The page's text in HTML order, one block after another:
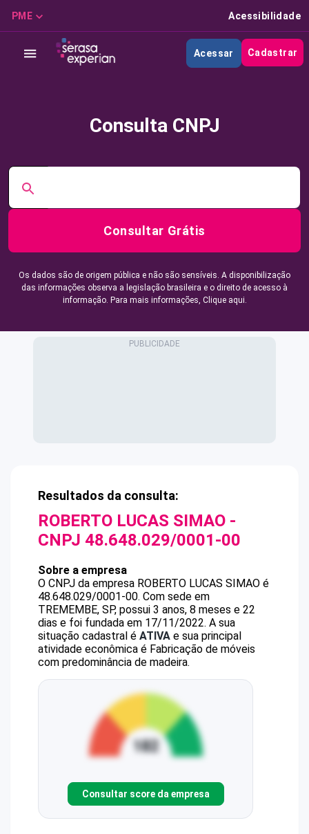
PME Acessibilidade
Acessar Cadastrar
Consulta CNPJ
Consultar Grátis
Os dados são de origem pública e não são sensíveis. A disponibilização
das informações observa a legislação brasileira e o direito de acesso à
informação. Para mais informações, Clique aqui.
Resultados da consulta:
ROBERTO LUCAS SIMAO -
CNPJ 48.648.029/0001-00
Sobre a empresa
O CNPJ da empresa ROBERTO LUCAS SIMAO é
48.648.029/0001-00. Com sede em
TREMEMBE, SP, possui 3 anos, 8 meses e 22
dias e foi fundada em 17/11/2022. A sua
situação cadastral é ATIVA e sua principal
atividade econômica é Fabricação de móveis
com predominância de madeira.
Consultar score da empresa